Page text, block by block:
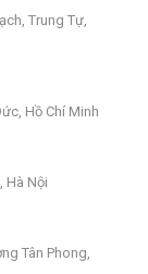
Trung Tự,
Hồ Chí Minh
Hà Nội
Tân Phong,